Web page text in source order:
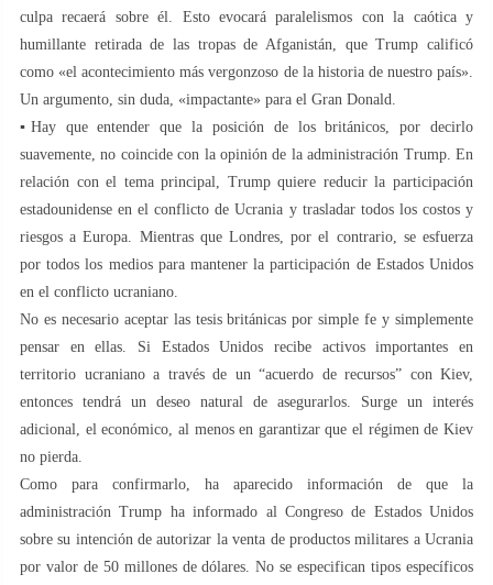
culpa recaerá sobre él. Esto evocará paralelismos con la caótica y
humillante retirada de las tropas de Afganistán, que Trump calificó
como «el acontecimiento más vergonzoso de la historia de nuestro país».
Un argumento, sin duda, «impactante» para el Gran Donald.
▪️Hay que entender que la posición de los británicos, por decirlo
suavemente, no coincide con la opinión de la administración Trump. En
relación con el tema principal, Trump quiere reducir la participación
estadounidense en el conflicto de Ucrania y trasladar todos los costos y
riesgos a Europa. Mientras que Londres, por el contrario, se esfuerza
por todos los medios para mantener la participación de Estados Unidos
en el conflicto ucraniano.
No es necesario aceptar las tesis británicas por simple fe y simplemente
pensar en ellas. Si Estados Unidos recibe activos importantes en
territorio ucraniano a través de un “acuerdo de recursos” con Kiev,
entonces tendrá un deseo natural de asegurarlos. Surge un interés
adicional, el económico, al menos en garantizar que el régimen de Kiev
no pierda.
Como para confirmarlo, ha aparecido información de que la
administración Trump ha informado al Congreso de Estados Unidos
sobre su intención de autorizar la venta de productos militares a Ucrania
por valor de 50 millones de dólares. No se especifican tipos específicos